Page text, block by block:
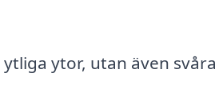
ytor, utan även